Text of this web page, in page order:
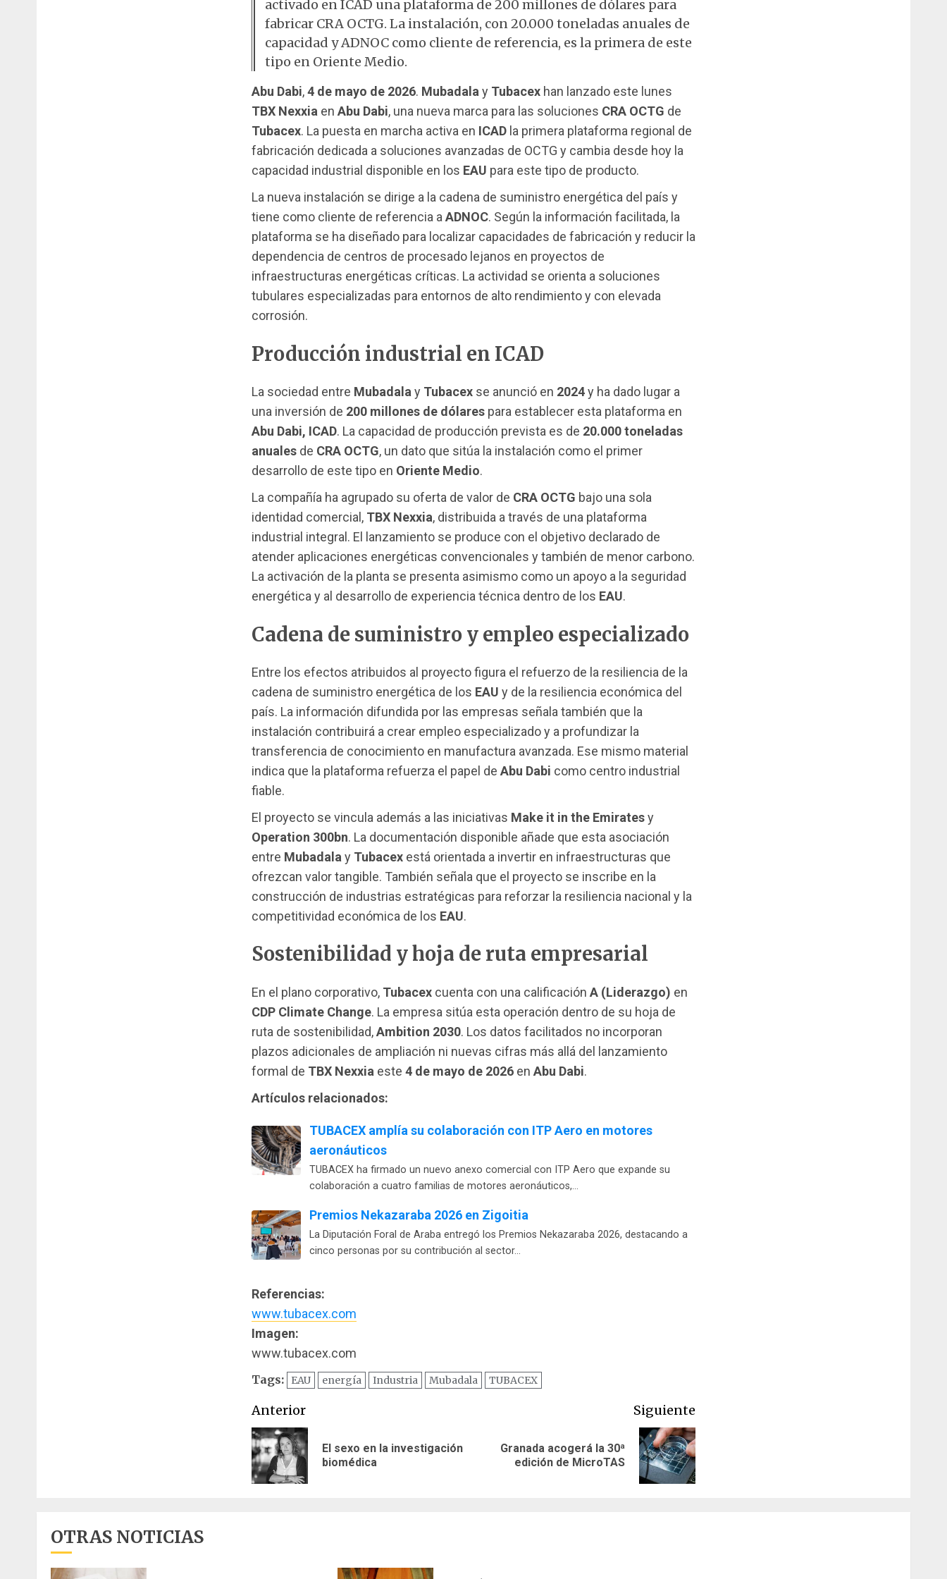
activado en ICAD una plataforma de 200 millones de dólares para
fabricar CRA OCTG. La instalación, con 20.000 toneladas anuales de
capacidad y ADNOC como cliente de referencia, es la primera de este
tipo en Oriente Medio.
Abu Dabi,4 de mayo de 2026. Mubadalay Tubacex han lanzado este lunes
TBX Nexxia en Abu Dabi, una nueva marca para las soluciones CRA OCTG de
Tubacex. La puesta en marcha activa en ICAD la primera plataforma regional de
fabricación dedicada a soluciones avanzadas de OCTG y cambia desde hoy la
capacidad industrial disponible en los EAU para este tipo de producto.
La nueva instalación se dirige a la cadena de suministro energética del país y
tiene como cliente de referencia aADNOC. Según la información facilitada, la
plataforma se ha diseñado para localizar capacidades de fabricación y reducir la
dependencia de centros de procesado lejanos en proyectos de
infraestructuras energéticas críticas. La actividad se orienta a soluciones
tubulares especializadas para entornos de alto rendimiento y con elevada
corrosión.
Producción industrial en ICAD
La sociedad entre Mubadala y Tubacex se anunció en 2024y ha dado lugar a
una inversión de 200 millones de dólares para establecer esta plataforma en
Abu Dabi, ICAD. La capacidad de producción prevista es de 20.000 toneladas
anuales de CRA OCTG, un dato que sitúa la instalación como el primer
desarrollo de este tipo en Oriente Medio.
La compañía ha agrupado su oferta de valor de CRA OCTG bajo una sola
identidad comercial, TBX Nexxia, distribuida a través de una plataforma
industrial integral. El lanzamiento se produce con el objetivo declarado de
atender aplicaciones energéticas convencionales y también de menor carbono.
La activación de la planta se presenta asimismo como un apoyo a la seguridad
energética y al desarrollo de experiencia técnica dentro de los EAU.
Cadena de suministro y empleo especializado
Entre los efectos atribuidos al proyecto figura el refuerzo de la resiliencia de la
cadena de suministro energética de los EAU y de la resiliencia económica del
país. La información difundida por las empresas señala también que la
instalación contribuirá a crear empleo especializado y a profundizar la
transferencia de conocimiento en manufactura avanzada. Ese mismo material
indica que la plataforma refuerza el papel de Abu Dabi como centro industrial
fiable.
El proyecto se vincula además a las iniciativas Make it in the Emiratesy
Operation 300bn. La documentación disponible añade que esta asociación
entre Mubadala y Tubacex está orientada a invertir en infraestructuras que
ofrezcan valor tangible. También señala que el proyecto se inscribe en la
construcción de industrias estratégicas para reforzar la resiliencia nacional y la
competitividad económica de los EAU.
Sostenibilidad y hoja de ruta empresarial
En el plano corporativo, Tubacex cuenta con una calificación A (Liderazgo) en
CDP Climate Change. La empresa sitúa esta operación dentro de su hoja de
ruta de sostenibilidad,Ambition 2030. Los datos facilitados no incorporan
plazos adicionales de ampliación ni nuevas cifras más allá del lanzamiento
formal de TBX Nexxia este 4 de mayo de 2026 en Abu Dabi.
Artículos relacionados:
TUBACEX amplía su colaboración con ITP Aero en motores
aeronáuticos
TUBACEX ha firmado un nuevo anexo comercial con ITP Aero que expande su
colaboración a cuatro familias de motores aeronáuticos,…
Premios Nekazaraba 2026 en Zigoitia
La Diputación Foral de Araba entregó los Premios Nekazaraba 2026, destacando a
cinco personas por su contribución al sector…
Referencias:
www.tubacex.com
Imagen:
www.tubacex.com
Tags: EAU energía Industria Mubadala TUBACEX
Navegación
de
entradas
Anterior
Entrada
anterior:
El sexo en la investigación
biomédica
Siguiente
Siguiente
entrada:
Granada acogerá la 30ª
edición de MicroTAS
OTRAS NOTICIAS